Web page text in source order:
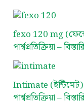
fexo 120 mg
পার্শ্বপ্রতিক্রিয়া –
Intimate
পার্শ্বপ্রতিক্রিয়া –